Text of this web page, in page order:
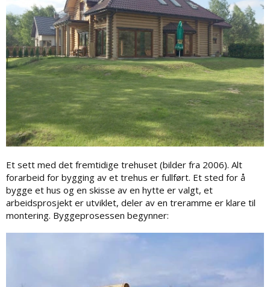
Et sett med det fremtidige trehuset (bilder fra 2006). Alt
forarbeid for bygging av et trehus er fullført. Et sted for å
bygge et hus og en skisse av en hytte er valgt, et
arbeidsprosjekt er utviklet, deler av en treramme er klare til
montering. Byggeprosessen begynner: